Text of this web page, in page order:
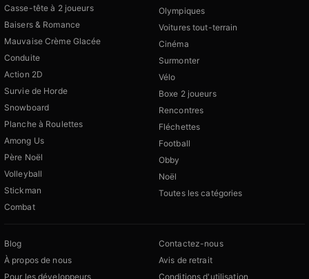
Casse-tête à 2 joueurs
Baisers & Romance
Mauvaise Crème Glacée
Conduite
Action 2D
Survie de Horde
Snowboard
Planche à Roulettes
Among Us
Père Noël
Volleyball
Stickman
Combat
Olympiques
Voitures tout-terrain
Cinéma
Surmonter
Vélo
Boxe 2 joueurs
Rencontres
Fléchettes
Football
Obby
Noël
Toutes les catégories
Blog
À propos de nous
Pour les développeurs
Contactez-nous
Avis de retrait
Conditions d'utilisation